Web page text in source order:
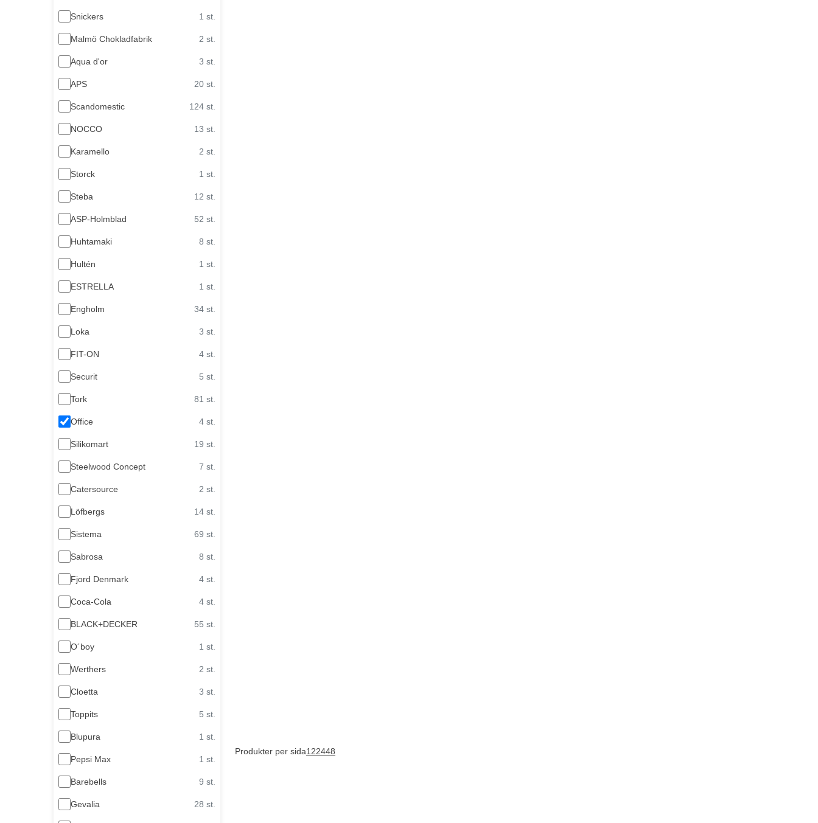
Snickers 1 st.
Malmö Chokladfabrik 2 st.
Aqua d'or 3 st.
APS 20 st.
Scandomestic 124 st.
NOCCO 13 st.
Karamello 2 st.
Storck 1 st.
Steba 12 st.
ASP-Holmblad 52 st.
Huhtamaki 8 st.
Hultén 1 st.
ESTRELLA 1 st.
Engholm 34 st.
Loka 3 st.
FIT-ON 4 st.
Securit 5 st.
Tork 81 st.
Office 4 st.
Silikomart 19 st.
Steelwood Concept 7 st.
Catersource 2 st.
Löfbergs 14 st.
Sistema 69 st.
Sabrosa 8 st.
Fjord Denmark 4 st.
Coca-Cola 4 st.
BLACK+DECKER 55 st.
O´boy 1 st.
Werthers 2 st.
Cloetta 3 st.
Toppits 5 st.
Blupura 1 st.
Pepsi Max 1 st.
Barebells 9 st.
Gevalia 28 st.
Produkter per sida122448